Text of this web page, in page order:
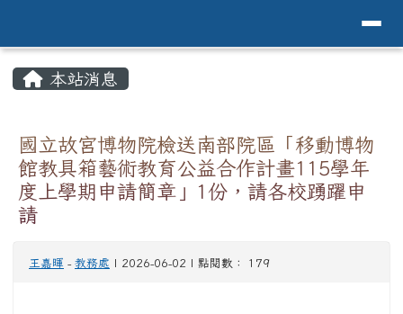
花蓮縣花蓮市中原國小全球資訊
本站消息
國立故宮博物院檢送南部院區「移動博物
館教具箱藝術教育公益合作計畫115學年
度上學期申請簡章」1份，請各校踴躍申
請
王嘉暉 - 教務處 | 2026-06-02 | 點閱數： 179